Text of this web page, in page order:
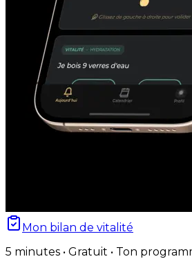
Mon bilan de vitalité
5 minutes • Gratuit • Ton